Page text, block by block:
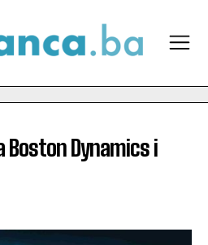
Boston Dynamics i